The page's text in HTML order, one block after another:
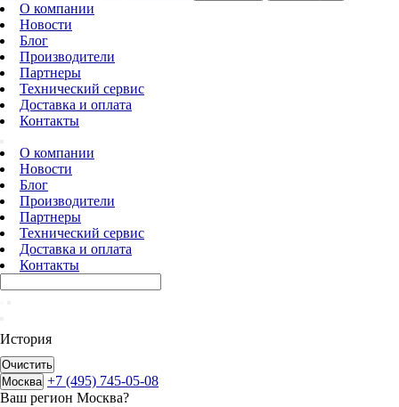
О компании
Новости
Блог
Производители
Партнеры
Технический сервис
Доставка и оплата
Контакты
О компании
Новости
Блог
Производители
Партнеры
Технический сервис
Доставка и оплата
Контакты
История
Очистить
Москва +7 (495) 745-05-08
Ваш регион Москва?